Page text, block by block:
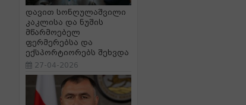
დავით სონღულაშვილი
კაკლისა და ნუშის
მწარმოებელ
ფერმერებსა და
ექსპორტიორებს შეხვდა
27-04-2026